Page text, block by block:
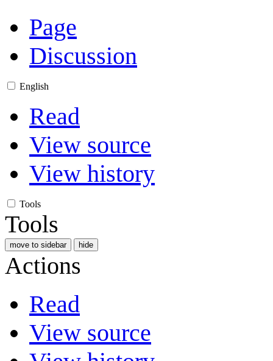
Page
Discussion
English
Read
View source
View history
Tools
Tools
move to sidebar hide
Actions
Read
View source